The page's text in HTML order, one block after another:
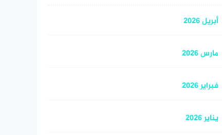
أبريل 2026
مارس 2026
فبراير 2026
يناير 2026